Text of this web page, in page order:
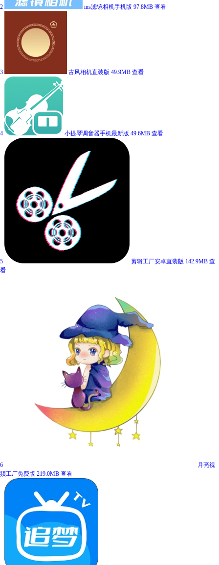
2 ins滤镜相机手机版 97.8MB 查看
3 古风相机直装版 49.9MB 查看
4 小提琴调音器手机最新版 49.6MB 查看
5 剪辑工厂安卓直装版 142.9MB 查
看
6
月亮视
频工厂免费版 219.0MB 查看